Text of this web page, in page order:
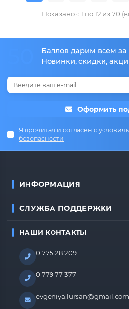
Показано с 1 по 12 из 70
Баллов дарим всем за
Новинки, скидки,
Оформить
Я прочитал и согласен с
безопасности
ИНФОРМАЦИЯ
СЛУЖБА ПОДДЕРЖКИ
НАШИ КОНТАКТЫ
0 775 28 209
0 779 77 377
evgeniya.lursan@gmail.com